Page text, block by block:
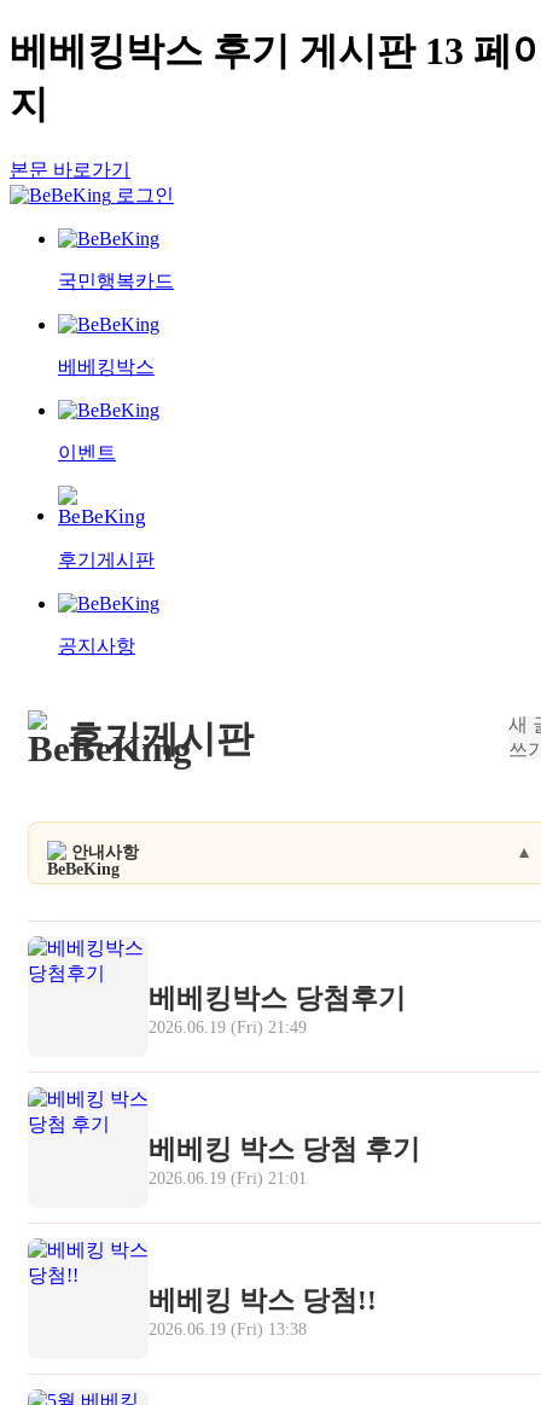
베베킹박스 후기 게시판 13 페
지
본문 바로가기
로그인
국민행복카드
베베킹박스
이벤트
후기게시판
공지사항
후기게시판
새
쓰
안내사항 ▼
베베킹박스 후기이벤트 안내
혜택 1. 매월 베스트 리뷰어 대상 추첨 (5명)
* 당첨 발표는 홈페이지 공지사항 + 개별 문자로 안내됩니다.
베베킹박스 당첨후기
2026.06.19 (Fri) 21:49
베베킹 박스 당첨 후기
2026.06.19 (Fri) 21:01
베베킹 박스 당첨!!
2026.06.19 (Fri) 13:38